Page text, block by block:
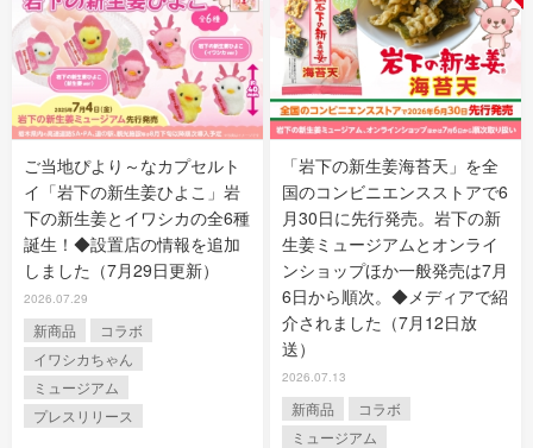
ご当地ぴより～なカプセルト
イ「岩下の新生姜ひよこ」岩
下の新生姜とイワシカの全6種
誕生！◆設置店の情報を追加
しました（7月29日更新）
2026.07.29
新商品
コラボ
イワシカちゃん
ミュージアム
プレスリリース
「岩下の新生姜海苔天」を全
国のコンビニエンスストアで6
月30日に先行発売。岩下の新
生姜ミュージアムとオンライ
ンショップほか一般発売は7月
6日から順次。◆メディアで紹
介されました（7月12日放
送）
2026.07.13
新商品
コラボ
ミュージアム